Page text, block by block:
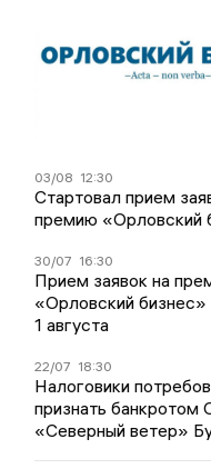
03/08 12:30
Стартовал прием
премию «Орловский
30/07 16:30
Прием заявок на
«Орловский бизнес»
1 августа
22/07 18:30
Налоговики
признать
«Северный ветер»